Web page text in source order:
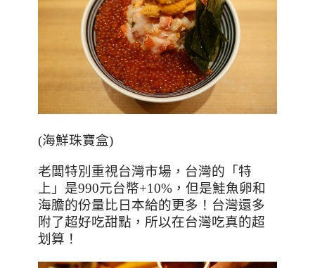
(海鮮珠寶盒)
老闆特別重視台灣市場，台灣的「特
上」是990元台幣+10% ，但是鮭魚卵和
海膽的份量比日本給的更多！台灣還多
附了超好吃甜點，所以在台灣吃真的超
划算！